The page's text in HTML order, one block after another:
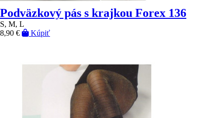
Podväzkový pás s krajkou Forex 136
S, M, L
8,90 €
Kúpiť